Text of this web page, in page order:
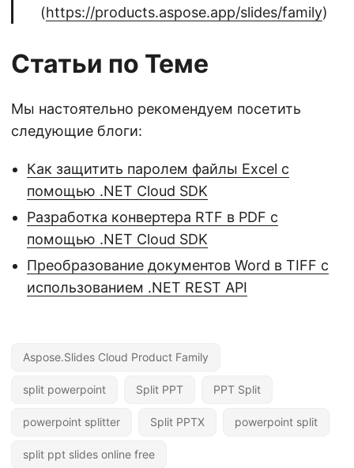
(https://products.aspose.app/slides/family)
Статьи по Теме
Мы настоятельно рекомендуем посетить
следующие блоги:
Как защитить паролем файлы Excel с
помощью .NET Cloud SDK
Разработка конвертера RTF в PDF с
помощью .NET Cloud SDK
Преобразование документов Word в TIFF с
использованием .NET REST API
Aspose.Slides Cloud Product Family
split powerpoint Split PPT PPT Split
powerpoint splitter Split PPTX powerpoint split
split ppt slides online free